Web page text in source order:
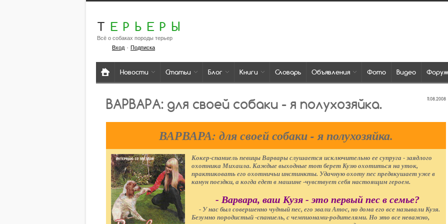
Т ЕРЬЕРЫ
Всё о собаках породы терьер
Вход· Подписка
Новости Статьи Блог Книги Словарь Объявления Фото Видео Форум
11.08.2008
ВАРВАРА: для своей собаки - я полухозяйка.
ВАРВАРА: для своей собаки - я полухозяйка.
Кокер-спаниель певицы Варвары слушается исключительно ее супруга - заядлого
охотника Михаила. Каждые выходные тот берет Кузю охотиться на уток,
практиковать его охотничьи инстинкты. Удачную охоту пес предвкушает уже в
канун поездки, а когда едет в машине -чувствует себя настоящим героем.
- Варвара, ваш Кузя - это первый пес в семье?
- У нас был совершенно чудный пес, его звали Атос, но дома его все называли Кузя.
Безумно породистый -спаниель, с чемпионами-родителями. Но это все неважно,